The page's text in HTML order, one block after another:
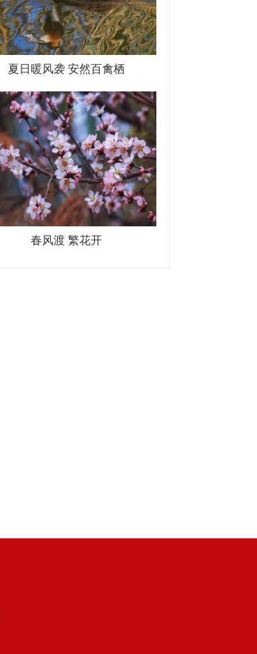
夏日暖风袭 安然百禽栖
春风渡 繁花开